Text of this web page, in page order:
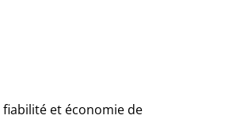
et économie de